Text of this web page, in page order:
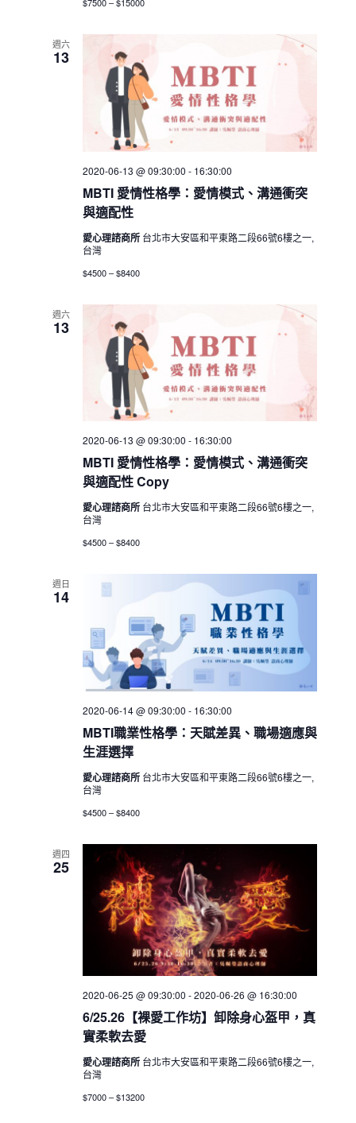
$7500 – $15000
週六
13
MBTI 愛情性格學：愛情模式、溝通衝突
與適配性
2020-06-13 @ 09:30:00 - 16:30:00
愛心理諮商所 台北市大安區和平東路二段66號6樓之一,
台灣
$4500 – $8400
週六
13
MBTI 愛情性格學：愛情模式、溝通衝突
與適配性 Copy
2020-06-13 @ 09:30:00 - 16:30:00
愛心理諮商所 台北市大安區和平東路二段66號6樓之一,
台灣
$4500 – $8400
週日
14
MBTI職業性格學：天賦差異、職場適應與
生涯選擇
2020-06-14 @ 09:30:00 - 16:30:00
愛心理諮商所 台北市大安區和平東路二段66號6樓之一,
台灣
$4500 – $8400
週四
25
6/25.26【裸愛工作坊】卸除身心盔甲，真
實柔軟去愛
2020-06-25 @ 09:30:00 -2020-06-26 @ 16:30:00
愛心理諮商所 台北市大安區和平東路二段66號6樓之一,
台灣
$7000 – $13200